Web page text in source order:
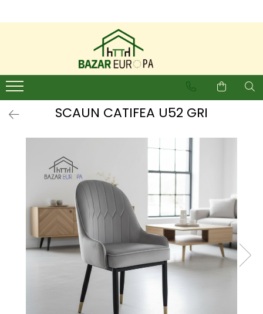
SCAUN CATIFEA U52 GRI